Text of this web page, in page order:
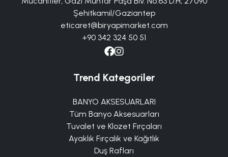
Şehitkamil/Gaziantep
eticaret@biryapimarket.com
+90 342 324 50 51
Trend Kategoriler
BANYO AKSESUARLARI
Tüm Banyo Aksesuarları
Tuvalet ve Klozet Fırçaları
Ayaklık Fırçalık ve Kağıtlık
Duş Rafları